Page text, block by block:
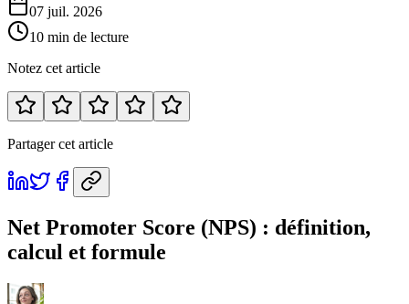
07 juil. 2026
10 min de lecture
Notez cet article
Partager cet article
Net Promoter Score (NPS) : définition,
calcul et formule